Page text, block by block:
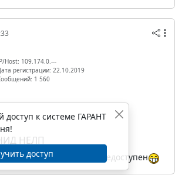
Host: 109.174.0.---
регистрации: 22.10.2019
1 560
НЕЛП
Абонент временно недоступен
доступ к системе ГАРАНТ
доступ